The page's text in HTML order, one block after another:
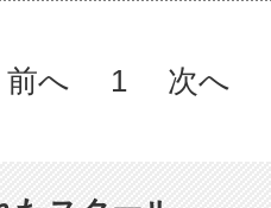
前へ 1 次へ